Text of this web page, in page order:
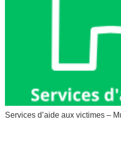
Services d’aide aux victimes –